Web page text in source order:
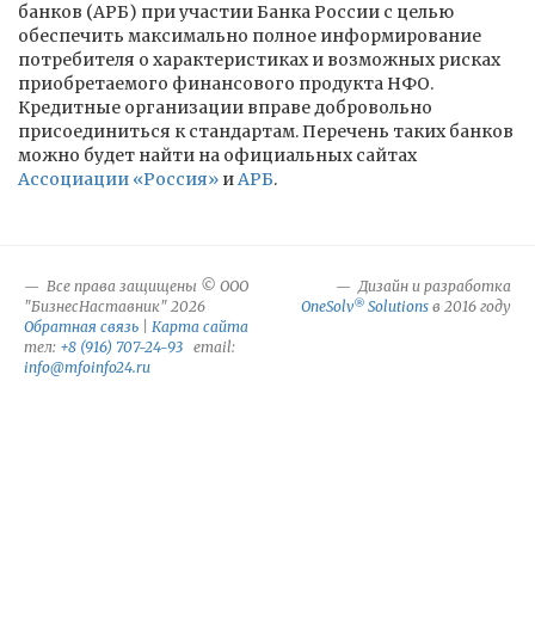
банков (АРБ) при участии Банка России с целью
обеспечить максимально полное информирование
потребителя о характеристиках и возможных рисках
приобретаемого финансового продукта НФО.
Кредитные организации вправе добровольно
присоединиться к стандартам. Перечень таких банков
можно будет найти на официальных сайтах
Ассоциации «Россия» иАРБ.
Все права защищены © ООО
"БизнесНаставник" 2026
Обратная связь
Карта сайта
тел: +8 (916) 707-24-93 email:
info@mfoinfo24.ru
Дизайн и разработка
OneSolv® Solutions в 2016 году